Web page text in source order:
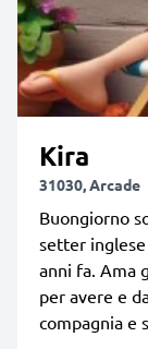
Kira
31030, Arcade
Buongiorno
setter inglese
anni fa. Ama
per avere e
compagnia e